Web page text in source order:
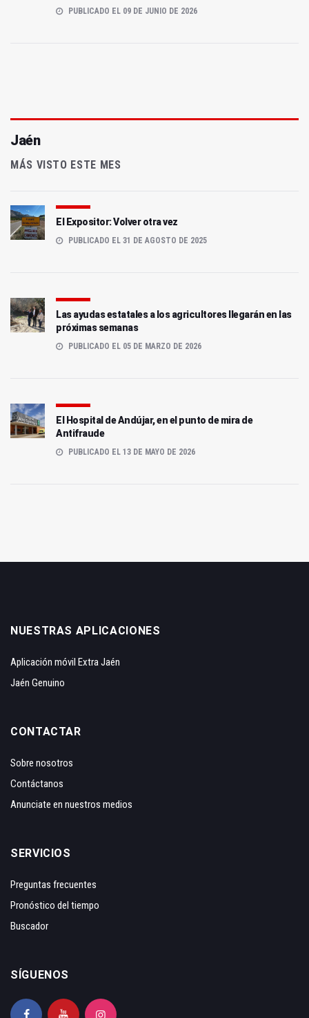
PUBLICADO EL 09 DE JUNIO DE 2026
Jaén
MÁS VISTO ESTE MES
El Expositor: Volver otra vez
PUBLICADO EL 31 DE AGOSTO DE 2025
Las ayudas estatales a los agricultores llegarán en las
próximas semanas
PUBLICADO EL 05 DE MARZO DE 2026
El Hospital de Andújar, en el punto de mira de
Antifraude
PUBLICADO EL 13 DE MAYO DE 2026
NUESTRAS APLICACIONES
Aplicación móvil Extra Jaén
Jaén Genuino
CONTACTAR
Sobre nosotros
Contáctanos
Anunciate en nuestros medios
SERVICIOS
Preguntas frecuentes
Pronóstico del tiempo
Buscador
SÍGUENOS